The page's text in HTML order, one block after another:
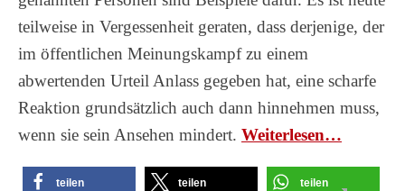
teilweise in Vergessenheit geraten, dass derjenige, der
im öffentlichen Meinungskampf zu einem
abwertenden Urteil Anlass gegeben hat, eine scharfe
Reaktion grundsätzlich auch dann hinnehmen muss,
wenn sie sein Ansehen mindert. Wei­ter­le­sen…
teilen teilen teilen